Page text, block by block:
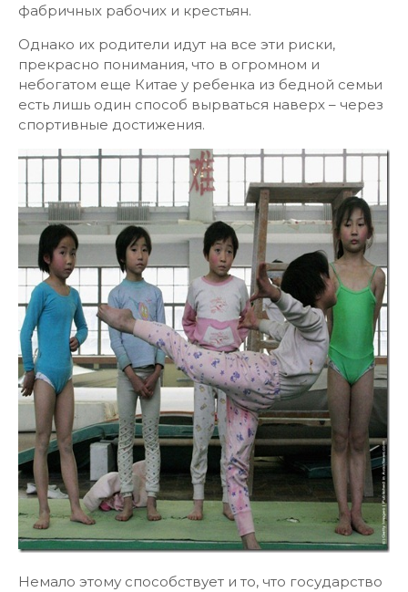
фабричных рабочих и крестьян.
Однако их родители идут на все эти риски,
прекрасно понимания, что в огромном и
небогатом еще Китае у ребенка из бедной семьи
есть лишь один способ вырваться наверх – через
спортивные достижения.
Немало этому способствует и то, что государство